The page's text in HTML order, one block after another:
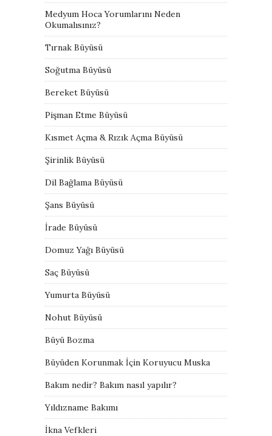
Medyum Hoca Yorumlarını Neden
Okumalısınız?
Tırnak Büyüsü
Soğutma Büyüsü
Bereket Büyüsü
Pişman Etme Büyüsü
Kısmet Açma & Rızık Açma Büyüsü
Şirinlik Büyüsü
Dil Bağlama Büyüsü
Şans Büyüsü
İrade Büyüsü
Domuz Yağı Büyüsü
Saç Büyüsü
Yumurta Büyüsü
Nohut Büyüsü
Büyü Bozma
Büyüden Korunmak İçin Koruyucu Muska
Bakım nedir? Bakım nasıl yapılır?
Yıldızname Bakımı
İkna Vefkleri